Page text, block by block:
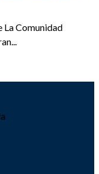
Comunidad